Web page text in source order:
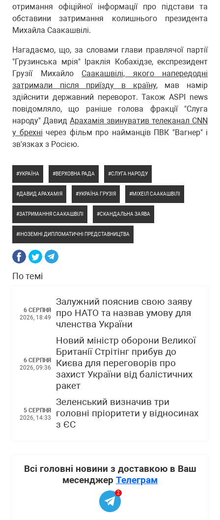
отримання офіційної інформації про підстави та
обставини затримання колишнього президента
Михайла Саакашвілі.
Нагадаємо, що, за словами глави правлячої партії
"Грузинська мрія" Іраклія Кобахідзе, експрезидент
Грузії Михайло Саакашвілі, якого напередодні
затримали після приїзду в країну, мав намір
здійснити державний переворот. Також ASPI news
повідомляло, що раніше голова фракції "Слуга
народу" Давид Арахамія звинуватив телеканал CNN
у брехні через фільм про найманців ПВК "Вагнер" і
зв'язках з Росією.
УКРАЇНА ВЕРХОВНА РАДА СЛУГА НАРОДУ
ДАВИД АРАХАМІЯ УКРАЇНА ГРУЗІЯ МІХЕІЛ СААКАШВІЛІ
ЗАТРИМАННЯ СААКАШВІЛІ СКАНДАЛЬНА ЗАЯВА
ІНОЗЕМНІ ДИПЛОМАТИЧНІ ПРЕДСТАВНИЦТВА
По темі
6 СЕРПНЯ
2026, 18:49
Залужний пояснив свою заяву
про НАТО та назвав умову для
членства України
6 СЕРПНЯ
2026, 09:36
Новий міністр оборони Великої
Британії Стрітінг прибув до
Києва для переговорів про
захист України від балістичних
ракет
5 СЕРПНЯ
2026, 14:33
Зеленський визначив три
головні пріоритети у відносинах
з ЄС
Всі головні новини з доставкою в Ваш
месенджер Телеграм
2